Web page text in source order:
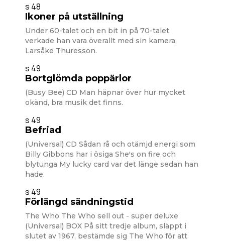
s 48
Ikoner på utställning
Under 60-talet och en bit in på 70-talet
verkade han vara överallt med sin kamera,
Larsåke Thuresson.
s 49
Bortglömda poppärlor
(Busy Bee) CD Man häpnar över hur mycket
okänd, bra musik det finns.
s 49
Befriad
(Universal) CD Sådan rå och otämjd energi som
Billy Gibbons har i ösiga She's on fire och
blytunga My lucky card var det länge sedan han
hade.
s 49
Förlängd sändningstid
The Who The Who sell out - super deluxe
(Universal) BOX På sitt tredje album, släppt i
slutet av 1967, bestämde sig The Who för att